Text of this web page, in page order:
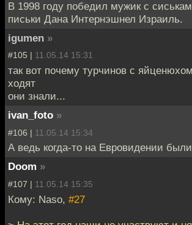
В 1998 году победил мужик с
письки Дана Интернэшнел Израиль.
igumen »
#105 | 11.05.14 15:31
так вот почему турчинов с
ходят
они знали...
ivan_foto »
#106 | 11.05.14 15:34
А ведь когда-то на Евровидении
Doom »
#107 | 11.05.14 15:35
Кому: Naso, #27